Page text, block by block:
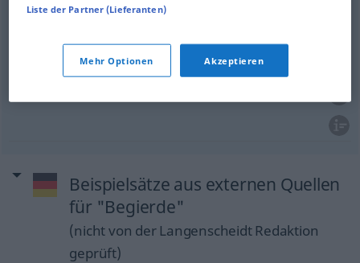
appetite od lust) Begierde fleischliche
Beispielsätze aus externen Quellen
für "Begierde"
(nicht von der Langenscheidt Redaktion
geprüft)
Liste der Partner (Lieferanten)
Mehr Optionen Akzeptieren